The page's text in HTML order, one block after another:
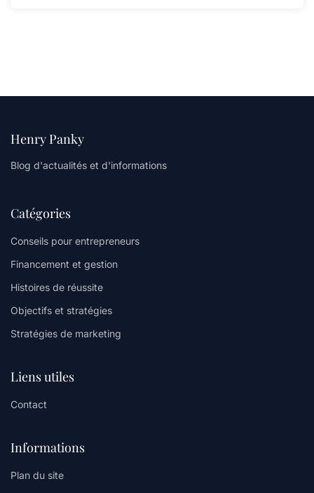
Henry Panky
Blog d'actualités et d'informations
Catégories
Conseils pour entrepreneurs
Financement et gestion
Histoires de réussite
Objectifs et stratégies
Stratégies de marketing
Liens utiles
Contact
Informations
Plan du site